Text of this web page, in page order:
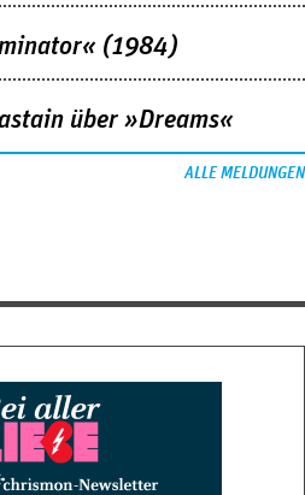
(1984)
über »Dreams«
ALLE MELDUNGEN